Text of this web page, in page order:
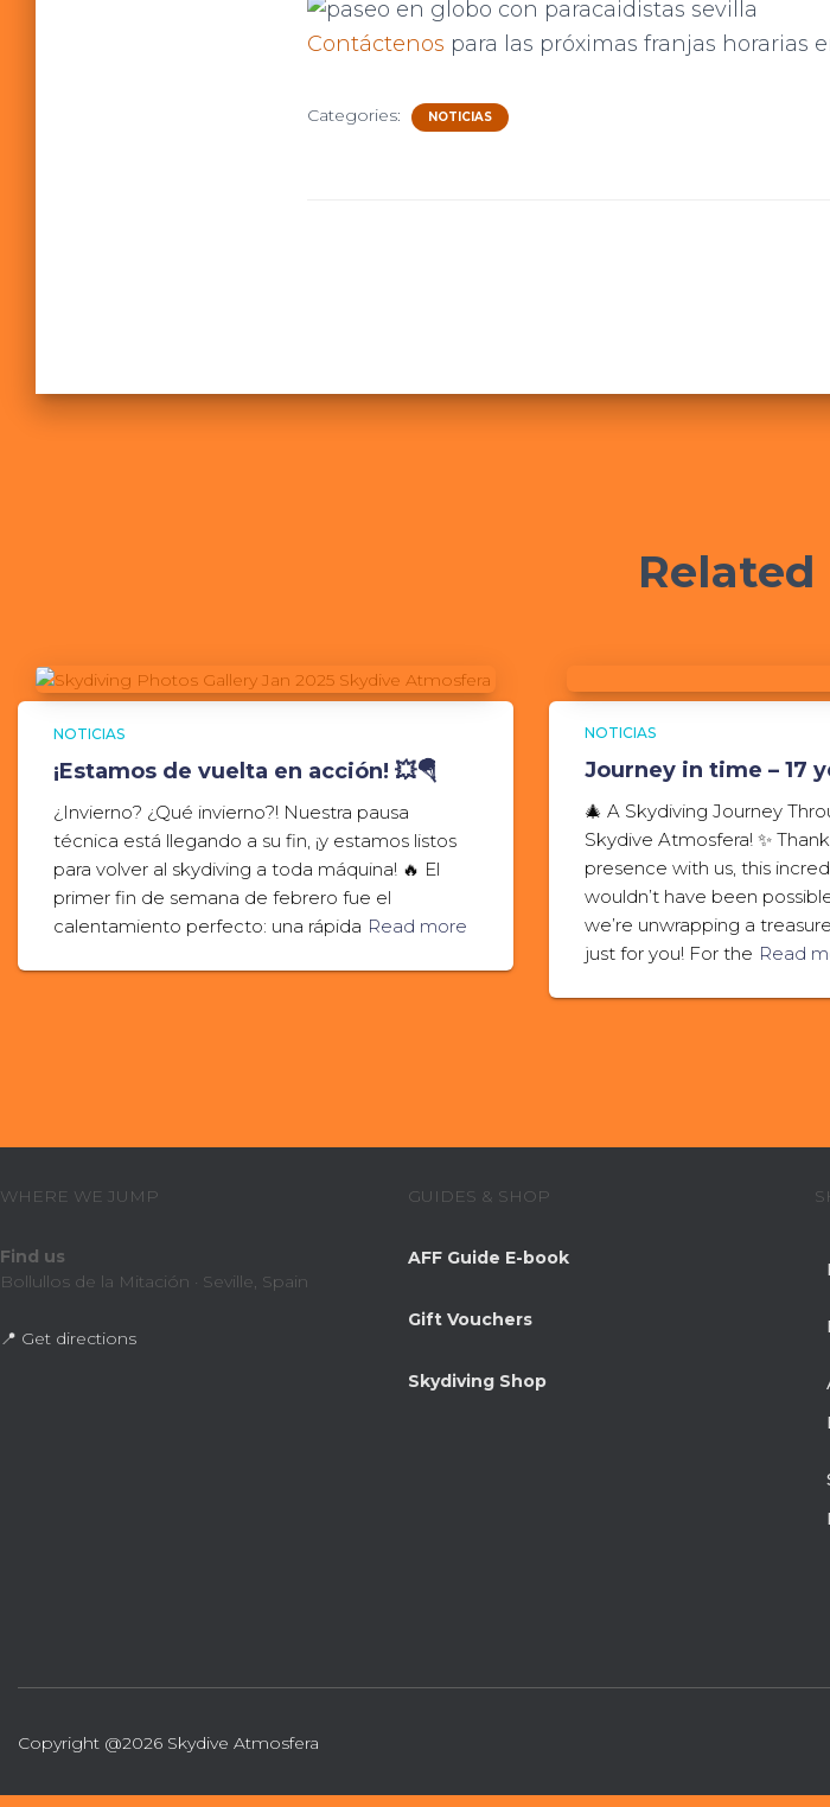
Contáctenos para las próximas franjas horarias
Categories: NOTICIAS
Related
NOTICIAS
¡Estamos de vuelta en acción! 💥🪂
¿Invierno? ¿Qué invierno?! Nuestra pausa
técnica está llegando a su fin, ¡y estamos listos
para volver al skydiving a toda máquina! 🔥 El
primer fin de semana de febrero fue el
calentamiento perfecto: una rápida Read more
NOTICIAS
Journey in time – 17
🎄 A Skydiving Journey
Skydive Atmosfera! ✨
presence with us, this
wouldn’t have been
we’re unwrapping a
just for you! For the Read
WHERE WE JUMP
Find us
Bollullos de la Mitación · Seville, Spain
📍 Get directions
GUIDES & SHOP
AFF Guide E-book
Gift Vouchers
Skydiving Shop
Copyright @2026 Skydive Atmosfera